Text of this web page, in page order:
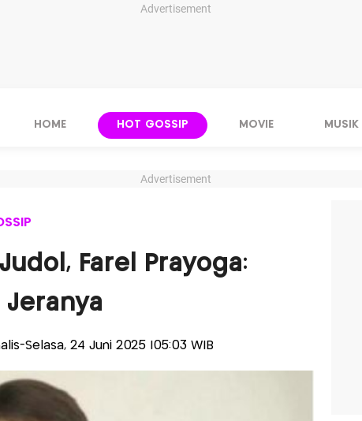
Advertisement
HOME HOT GOSSIP MOVIE MUSIK
Advertisement
Farel Prayoga:
Jeranya
Selasa, 24 Juni 2025 |05:03 WIB